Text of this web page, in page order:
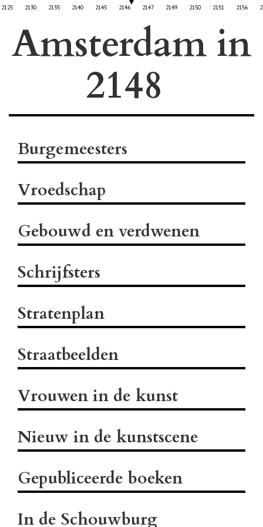
2125 2130 2135 2140 2145 2146 2147 2149 2150 2151 2156
Amsterdam in
Burgemeesters
Vroedschap
Gebouwd en verdwenen
Schrijfsters
Stratenplan
Straatbeelden
Vrouwen in de kunst
Nieuw in de kunstscene
Gepubliceerde boeken
In de Schouwburg